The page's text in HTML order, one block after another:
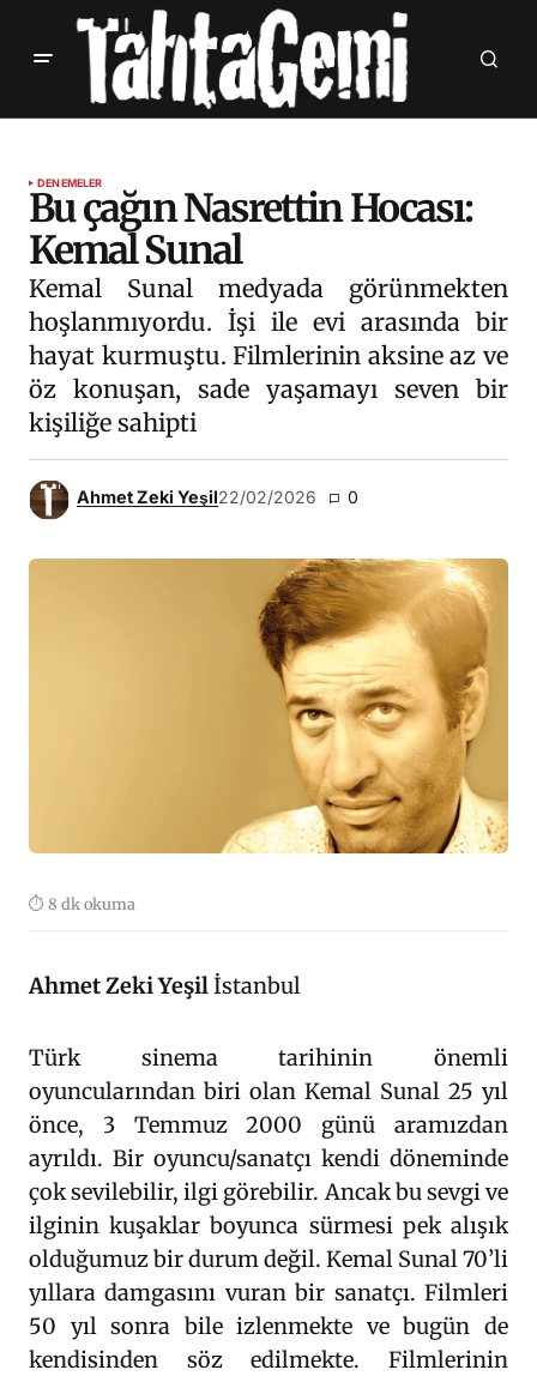
DENEMELER
Bu çağın Nasrettin Hocası:
Kemal Sunal
Kemal Sunal medyada görünmekten
hoşlanmıyordu. İşi ile evi arasında bir
hayat kurmuştu. Filmlerinin aksine az ve
öz konuşan, sade yaşamayı seven bir
kişiliğe sahipti
Ahmet Zeki Yeşil22/02/2026 0
⏱ 8 dk okuma
Ahmet Zeki Yeşilİstanbul
Türk sinema tarihinin önemli
oyuncularından biri olan Kemal Sunal 25 yıl
önce, 3 Temmuz 2000 günü aramızdan
ayrıldı. Bir oyuncu/sanatçı kendi döneminde
çok sevilebilir, ilgi görebilir. Ancak bu sevgi ve
ilginin kuşaklar boyunca sürmesi pek alışık
olduğumuz bir durum değil. Kemal Sunal 70’li
yıllara damgasını vuran bir sanatçı. Filmleri
50 yıl sonra bile izlenmekte ve bugün de
kendisinden söz edilmekte. Filmlerinin